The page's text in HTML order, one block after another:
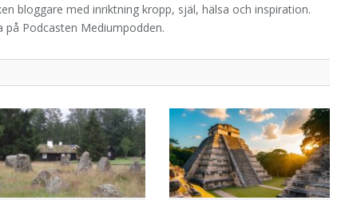
bloggare med inriktning kropp, själ, hälsa och inspiration.
på Podcasten Mediumpodden.